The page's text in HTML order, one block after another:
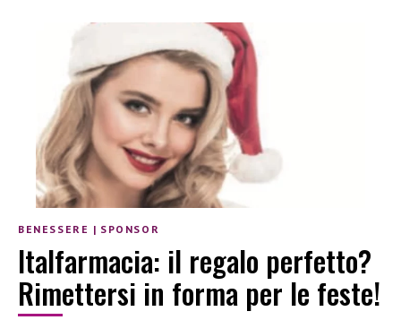
BENESSERE | SPONSOR
Italfarmacia: il regalo perfetto?
Rimettersi in forma per le feste!